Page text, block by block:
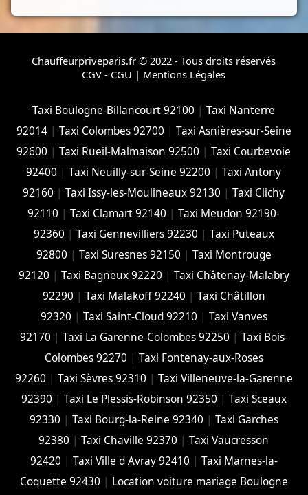
Chauffeurpriveparis.fr © 2022 - Tous droits réservés
CGV - CGU | Mentions Légales
Taxi Boulogne-Billancourt 92100 |Taxi Nanterre
92014| Taxi Colombes 92700 | Taxi Asnières-sur-Seine
92600 |Taxi Rueil-Malmaison 92500 |Taxi Courbevoie
92400 |Taxi Neuilly-sur-Seine 92200 |Taxi Antony
92160 |Taxi Issy-les-Moulineaux 92130 |Taxi Clichy
92110 |Taxi Clamart 92140 |Taxi Meudon 92190-
92360 | Taxi Gennevilliers 92230 | Taxi Puteaux
92800 | Taxi Suresnes 92150 | Taxi Montrouge
92120 | Taxi Bagneux 92220 | Taxi Châtenay-Malabry
92290 | Taxi Malakoff 92240 | Taxi Châtillon
92320 | Taxi Saint-Cloud 92210 | Taxi Vanves
92170 | Taxi La Garenne-Colombes 92250 | Taxi Bois-
Colombes 92270 | Taxi Fontenay-aux-Roses
92260 | Taxi Sèvres 92310 | Taxi Villeneuve-la-Garenne
92390 | Taxi Le Plessis-Robinson 92350 | Taxi Sceaux
92330 | Taxi Bourg-la-Reine 92340 | Taxi Garches
92380 |Taxi Chaville 92370 |Taxi Vaucresson
92420 | Taxi Ville d Avray 92410 | Taxi Marnes-la-
Coquette 92430 | Location voiture mariage Boulogne